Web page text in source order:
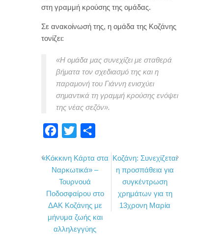
στη γραμμή κρούσης της ομάδας.
Σε ανακοίνωσή της, η ομάδα της Κοζάνης
τονίζει:
«Η ομάδα μας συνεχίζει με σταθερά
βήματα τον σχεδιασμό της και η
παραμονή του Γιάννη ενισχύει
σημαντικά τη γραμμή κρούσης ενόψει
της νέας σεζόν».
c
e
b
o
o
k
i
t
t
e
r
ι
α
σ
τ
ε
«Κόκκινη Κάρτα στα
Ναρκωτικά» –
Τουρνουά
Ποδοσφαίρου στο
ΔΑΚ Κοζάνης με
μήνυμα ζωής και
αλληλεγγύης
Κοζάνη: Συνεχίζεται
η προσπάθεια για
συγκέντρωση
χρημάτων για τη
13χρονη Μαρία